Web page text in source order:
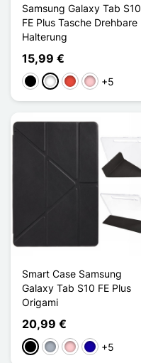
Samsung Galaxy Tab S10
FE Plus Tasche Drehbare
Halterung
15,99 €
Schwarz
WeißRot Pink+5
Smart Case Samsung
Galaxy Tab S10 FE Plus
Origami
20,99 €
Schwarz
GrauPinkDunkelblau
+5